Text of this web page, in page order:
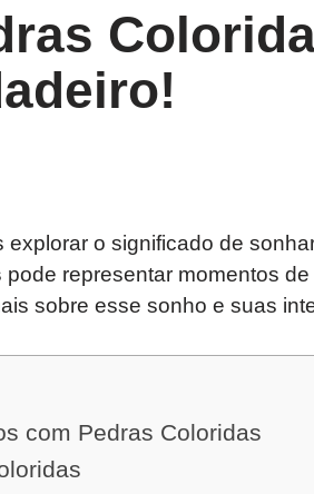
o significado de
pode representar momentos
sobre esse sonho e suas
com Pedras Coloridas